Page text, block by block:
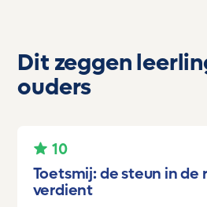
Dit zeggen
ouders
10
Toetsmij: de steun in de
verdient